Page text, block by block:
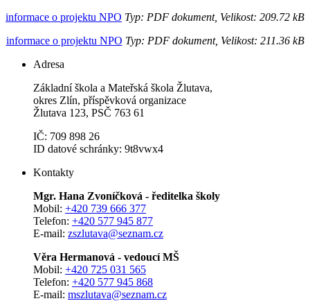
informace o projektu NPO Typ: PDF dokument, Velikost: 209.72 kB
informace o projektu NPO Typ: PDF dokument, Velikost: 211.36 kB
Adresa
Základní škola a Mateřská škola Žlutava,
okres Zlín, příspěvková organizace
Žlutava 123, PSČ 763 61
IČ: 709 898 26
ID datové schránky: 9t8vwx4
Kontakty
Mgr. Hana Zvoníčková - ředitelka školy
Mobil: +420 739 666 377
Telefon: +420 577 945 877
E-mail: zszlutava@seznam.cz
Věra Hermanová - vedoucí MŠ
Mobil: +420 725 031 565
Telefon: +420 577 945 868
E-mail: mszlutava@seznam.cz